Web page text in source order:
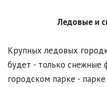
Ледовые и
Крупных ледовых
будет - только снежные
городском парке -